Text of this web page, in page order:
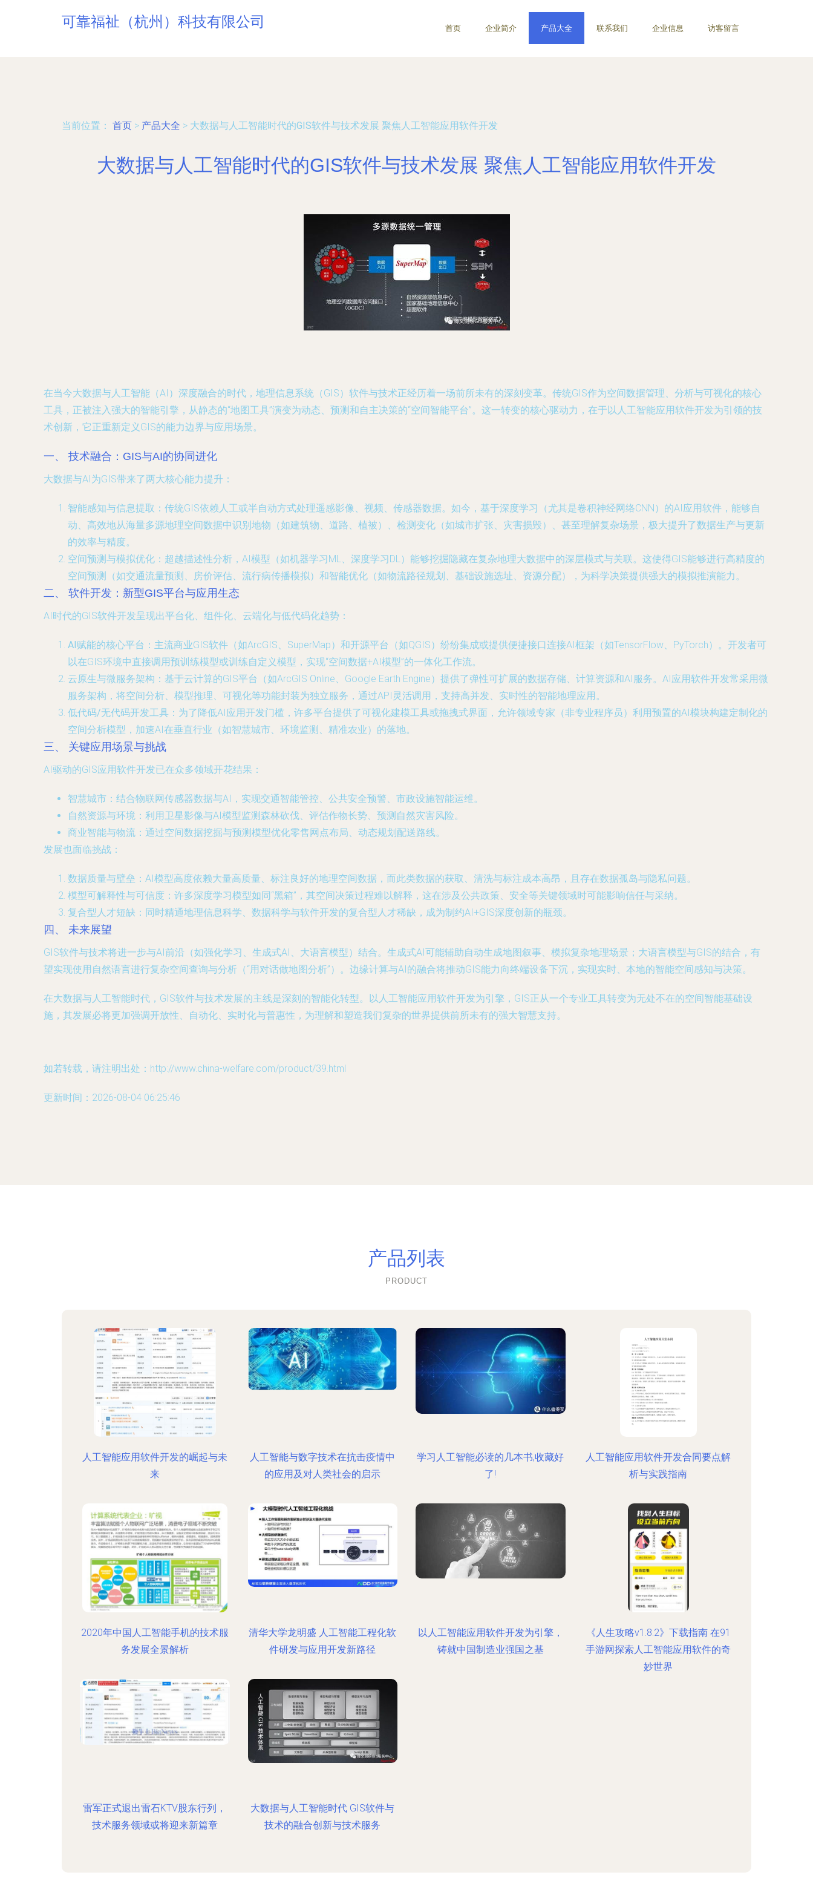
可靠福祉（杭州）科技有限公司 首页 企业简介 产品大全 联系我们 企业信息 访客留言
当前位置： 首页 > 产品大全 > 大数据与人工智能时代的GIS软件与技术发展 聚焦人工智能应用软件开发
大数据与人工智能时代的GIS软件与技术发展 聚焦人工智能应用软件开发
在当今大数据与人工智能（AI）深度融合的时代，地理信息系统（GIS）软件与技术正经历着一场前所未有的深刻变革。传统GIS作为空间数据管理、分析与可视化的核心
工具，正被注入强大的智能引擎，从静态的“地图工具”演变为动态、预测和自主决策的“空间智能平台”。这一转变的核心驱动力，在于以人工智能应用软件开发为引领的技
术创新，它正重新定义GIS的能力边界与应用场景。
一、 技术融合：GIS与AI的协同进化
大数据与AI为GIS带来了两大核心能力提升：
智能感知与信息提取 ：传统GIS依赖人工或半自动方式处理遥感影像、视频、传感器数据。如今，基于深度学习（尤其是卷积神经网络CNN）的AI应用软件，能够自
动、高效地从海量多源地理空间数据中识别地物（如建筑物、道路、植被）、检测变化（如城市扩张、灾害损毁）、甚至理解复杂场景，极大提升了数据生产与更新
的效率与精度。
空间预测与模拟优化 ：超越描述性分析，AI模型（如机器学习ML、深度学习DL）能够挖掘隐藏在复杂地理大数据中的深层模式与关联。这使得GIS能够进行高精度的
空间预测（如交通流量预测、房价评估、流行病传播模拟）和智能优化（如物流路径规划、基础设施选址、资源分配），为科学决策提供强大的模拟推演能力。
二、 软件开发：新型GIS平台与应用生态
AI时代的GIS软件开发呈现出平台化、组件化、云端化与低代码化趋势：
AI赋能的核心平台 ：主流商业GIS软件（如ArcGIS、SuperMap）和开源平台（如QGIS）纷纷集成或提供便捷接口连接AI框架（如TensorFlow、PyTorch）。开发者可
以在GIS环境中直接调用预训练模型或训练自定义模型，实现“空间数据+AI模型”的一体化工作流。
云原生与微服务架构 ：基于云计算的GIS平台（如ArcGIS Online、Google Earth Engine）提供了弹性可扩展的数据存储、计算资源和AI服务。AI应用软件开发常采用微
服务架构，将空间分析、模型推理、可视化等功能封装为独立服务，通过API灵活调用，支持高并发、实时性的智能地理应用。
低代码/无代码开发工具 ：为了降低AI应用开发门槛，许多平台提供了可视化建模工具或拖拽式界面，允许领域专家（非专业程序员）利用预置的AI模块构建定制化的
空间分析模型，加速AI在垂直行业（如智慧城市、环境监测、精准农业）的落地。
三、 关键应用场景与挑战
AI驱动的GIS应用软件开发已在众多领域开花结果：
智慧城市 ：结合物联网传感器数据与AI，实现交通智能管控、公共安全预警、市政设施智能运维。
自然资源与环境 ：利用卫星影像与AI模型监测森林砍伐、评估作物长势、预测自然灾害风险。
商业智能与物流 ：通过空间数据挖掘与预测模型优化零售网点布局、动态规划配送路线。
发展也面临挑战：
数据质量与壁垒 ：AI模型高度依赖大量高质量、标注良好的地理空间数据，而此类数据的获取、清洗与标注成本高昂，且存在数据孤岛与隐私问题。
模型可解释性与可信度 ：许多深度学习模型如同“黑箱”，其空间决策过程难以解释，这在涉及公共政策、安全等关键领域时可能影响信任与采纳。
复合型人才短缺 ：同时精通地理信息科学、数据科学与软件开发的复合型人才稀缺，成为制约AI+GIS深度创新的瓶颈。
四、 未来展望
GIS软件与技术将进一步与AI前沿（如强化学习、生成式AI、大语言模型）结合。生成式AI可能辅助自动生成地图叙事、模拟复杂地理场景；大语言模型与GIS的结合，有
望实现使用自然语言进行复杂空间查询与分析（“用对话做地图分析”）。边缘计算与AI的融合将推动GIS能力向终端设备下沉，实现实时、本地的智能空间感知与决策。
在大数据与人工智能时代，GIS软件与技术发展的主线是深刻的智能化转型。以人工智能应用软件开发为引擎，GIS正从一个专业工具转变为无处不在的空间智能基础设
施，其发展必将更加强调开放性、自动化、实时化与普惠性，为理解和塑造我们复杂的世界提供前所未有的强大智慧支持。
如若转载，请注明出处：http://www.china-welfare.com/product/39.html
更新时间：2026-08-04 06:25:46
产品列表
PRODUCT
人工智能应用软件开发的崛起与未
来
人工智能与数字技术在抗击疫情中
的应用及对人类社会的启示
学习人工智能必读的几本书,收藏好
了!
人工智能应用软件开发合同要点解
析与实践指南
2020年中国人工智能手机的技术服
务发展全景解析
清华大学龙明盛 人工智能工程化软
件研发与应用开发新路径
以人工智能应用软件开发为引擎，
铸就中国制造业强国之基
《人生攻略v1.8.2》下载指南 在91
手游网探索人工智能应用软件的奇
妙世界
雷军正式退出雷石KTV股东行列，
技术服务领域或将迎来新篇章
大数据与人工智能时代 GIS软件与
技术的融合创新与技术服务